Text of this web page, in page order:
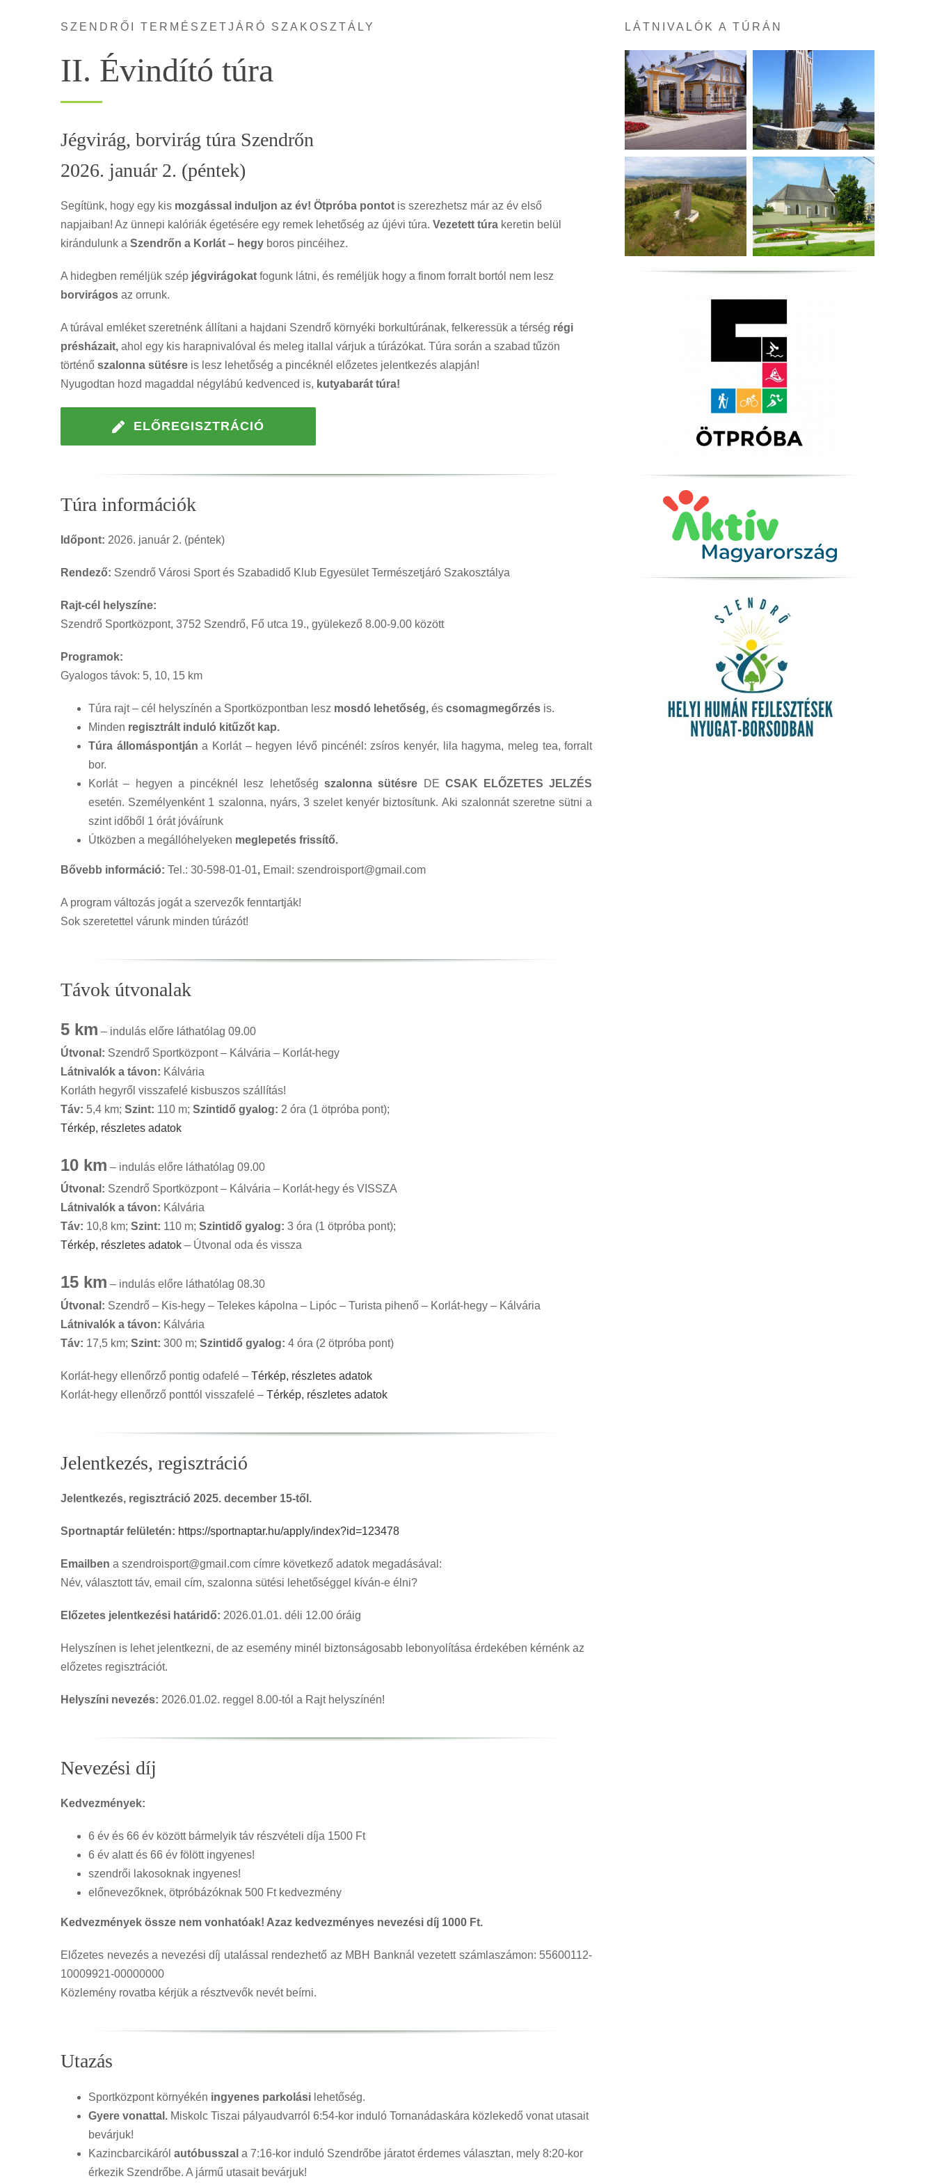
SZENDRŐI TERMÉSZETJÁRÓ SZAKOSZTÁLY
II. Évindító túra
Jégvirág, borvirág túra Szendrőn
2026. január 2. (péntek)
Segítünk, hogy egy kis mozgással induljon az év! Ötpróba pontot is szerezhetsz már az év első
napjaiban! Az ünnepi kalóriák égetésére egy remek lehetőség az újévi túra. Vezetett túra keretin belül
kirándulunk a Szendrőn a Korlát – hegy boros pincéihez.
A hidegben reméljük szép jégvirágokat fogunk látni, és reméljük hogy a finom forralt bortól nem lesz
borvirágos az orrunk.
A túrával emléket szeretnénk állítani a hajdani Szendrő környéki borkultúrának, felkeressük a térség régi
présházait, ahol egy kis harapnivalóval és meleg itallal várjuk a túrázókat. Túra során a szabad tűzön
történő szalonna sütésre is lesz lehetőség a pincéknél előzetes jelentkezés alapján!
Nyugodtan hozd magaddal négylábú kedvenced is, kutyabarát túra!
ELŐREGISZTRÁCIÓ
Túra információk
Időpont: 2026. január 2. (péntek)
Rendező: Szendrő Városi Sport és Szabadidő Klub Egyesület Természetjáró Szakosztálya
Rajt-cél helyszíne:
Szendrő Sportközpont, 3752 Szendrő, Fő utca 19., gyülekező 8.00-9.00 között
Programok:
Gyalogos távok: 5, 10, 15 km
Túra rajt – cél helyszínén a Sportközpontban lesz mosdó lehetőség, és csomagmegőrzés is.
Minden regisztrált induló kitűzőt kap.
Túra állomáspontján a Korlát – hegyen lévő pincénél: zsíros kenyér, lila hagyma, meleg tea, forralt
bor.
Korlát – hegyen a pincéknél lesz lehetőség szalonna sütésre DE CSAK ELŐZETES JELZÉS
esetén. Személyenként 1 szalonna, nyárs, 3 szelet kenyér biztosítunk. Aki szalonnát szeretne sütni a
szint időből 1 órát jóváírunk
Útközben a megállóhelyeken meglepetés frissítő.
Bővebb információ: Tel.: 30-598-01-01, Email: szendroisport@gmail.com
A program változás jogát a szervezők fenntartják!
Sok szeretettel várunk minden túrázót!
Távok útvonalak
5 km – indulás előre láthatólag 09.00
Útvonal: Szendrő Sportközpont – Kálvária – Korlát-hegy
Látnivalók a távon: Kálvária
Korláth hegyről visszafelé kisbuszos szállítás!
Táv: 5,4 km; Szint: 110 m; Szintidő gyalog: 2 óra (1 ötpróba pont);
Térkép, részletes adatok
10 km – indulás előre láthatólag 09.00
Útvonal: Szendrő Sportközpont – Kálvária – Korlát-hegy és VISSZA
Látnivalók a távon: Kálvária
Táv: 10,8 km; Szint: 110 m; Szintidő gyalog: 3 óra (1 ötpróba pont);
Térkép, részletes adatok – Útvonal oda és vissza
15 km – indulás előre láthatólag 08.30
Útvonal: Szendrő – Kis-hegy – Telekes kápolna – Lipóc – Turista pihenő – Korlát-hegy – Kálvária
Látnivalók a távon: Kálvária
Táv: 17,5 km; Szint: 300 m; Szintidő gyalog: 4 óra (2 ötpróba pont)
Korlát-hegy ellenőrző pontig odafelé – Térkép, részletes adatok
Korlát-hegy ellenőrző ponttól visszafelé – Térkép, részletes adatok
Jelentkezés, regisztráció
Jelentkezés, regisztráció 2025. december 15-től.
Sportnaptár felületén: https://sportnaptar.hu/apply/index?id=123478
Emailben a szendroisport@gmail.com címre következő adatok megadásával:
Név, választott táv, email cím, szalonna sütési lehetőséggel kíván-e élni?
Előzetes jelentkezési határidő: 2026.01.01. déli 12.00 óráig
Helyszínen is lehet jelentkezni, de az esemény minél biztonságosabb lebonyolítása érdekében kérnénk az
előzetes regisztrációt.
Helyszíni nevezés: 2026.01.02. reggel 8.00-tól a Rajt helyszínén!
Nevezési díj
Kedvezmények:
6 év és 66 év között bármelyik táv részvételi díja 1500 Ft
6 év alatt és 66 év fölött ingyenes!
szendrői lakosoknak ingyenes!
előnevezőknek, ötpróbázóknak 500 Ft kedvezmény
Kedvezmények össze nem vonhatóak! Azaz kedvezményes nevezési díj 1000 Ft.
Előzetes nevezés a nevezési díj utalással rendezhető az MBH Banknál vezetett számlaszámon: 55600112-
10009921-00000000
Közlemény rovatba kérjük a résztvevők nevét beírni.
Utazás
Sportközpont környékén ingyenes parkolási lehetőség.
Gyere vonattal. Miskolc Tiszai pályaudvarról 6:54-kor induló Tornanádaskára közlekedő vonat utasait
bevárjuk!
Kazincbarcikáról autóbusszal a 7:16-kor induló Szendrőbe járatot érdemes választan, mely 8:20-kor
érkezik Szendrőbe. A jármű utasait bevárjuk!
LÁTNIVALÓK A TÚRÁN